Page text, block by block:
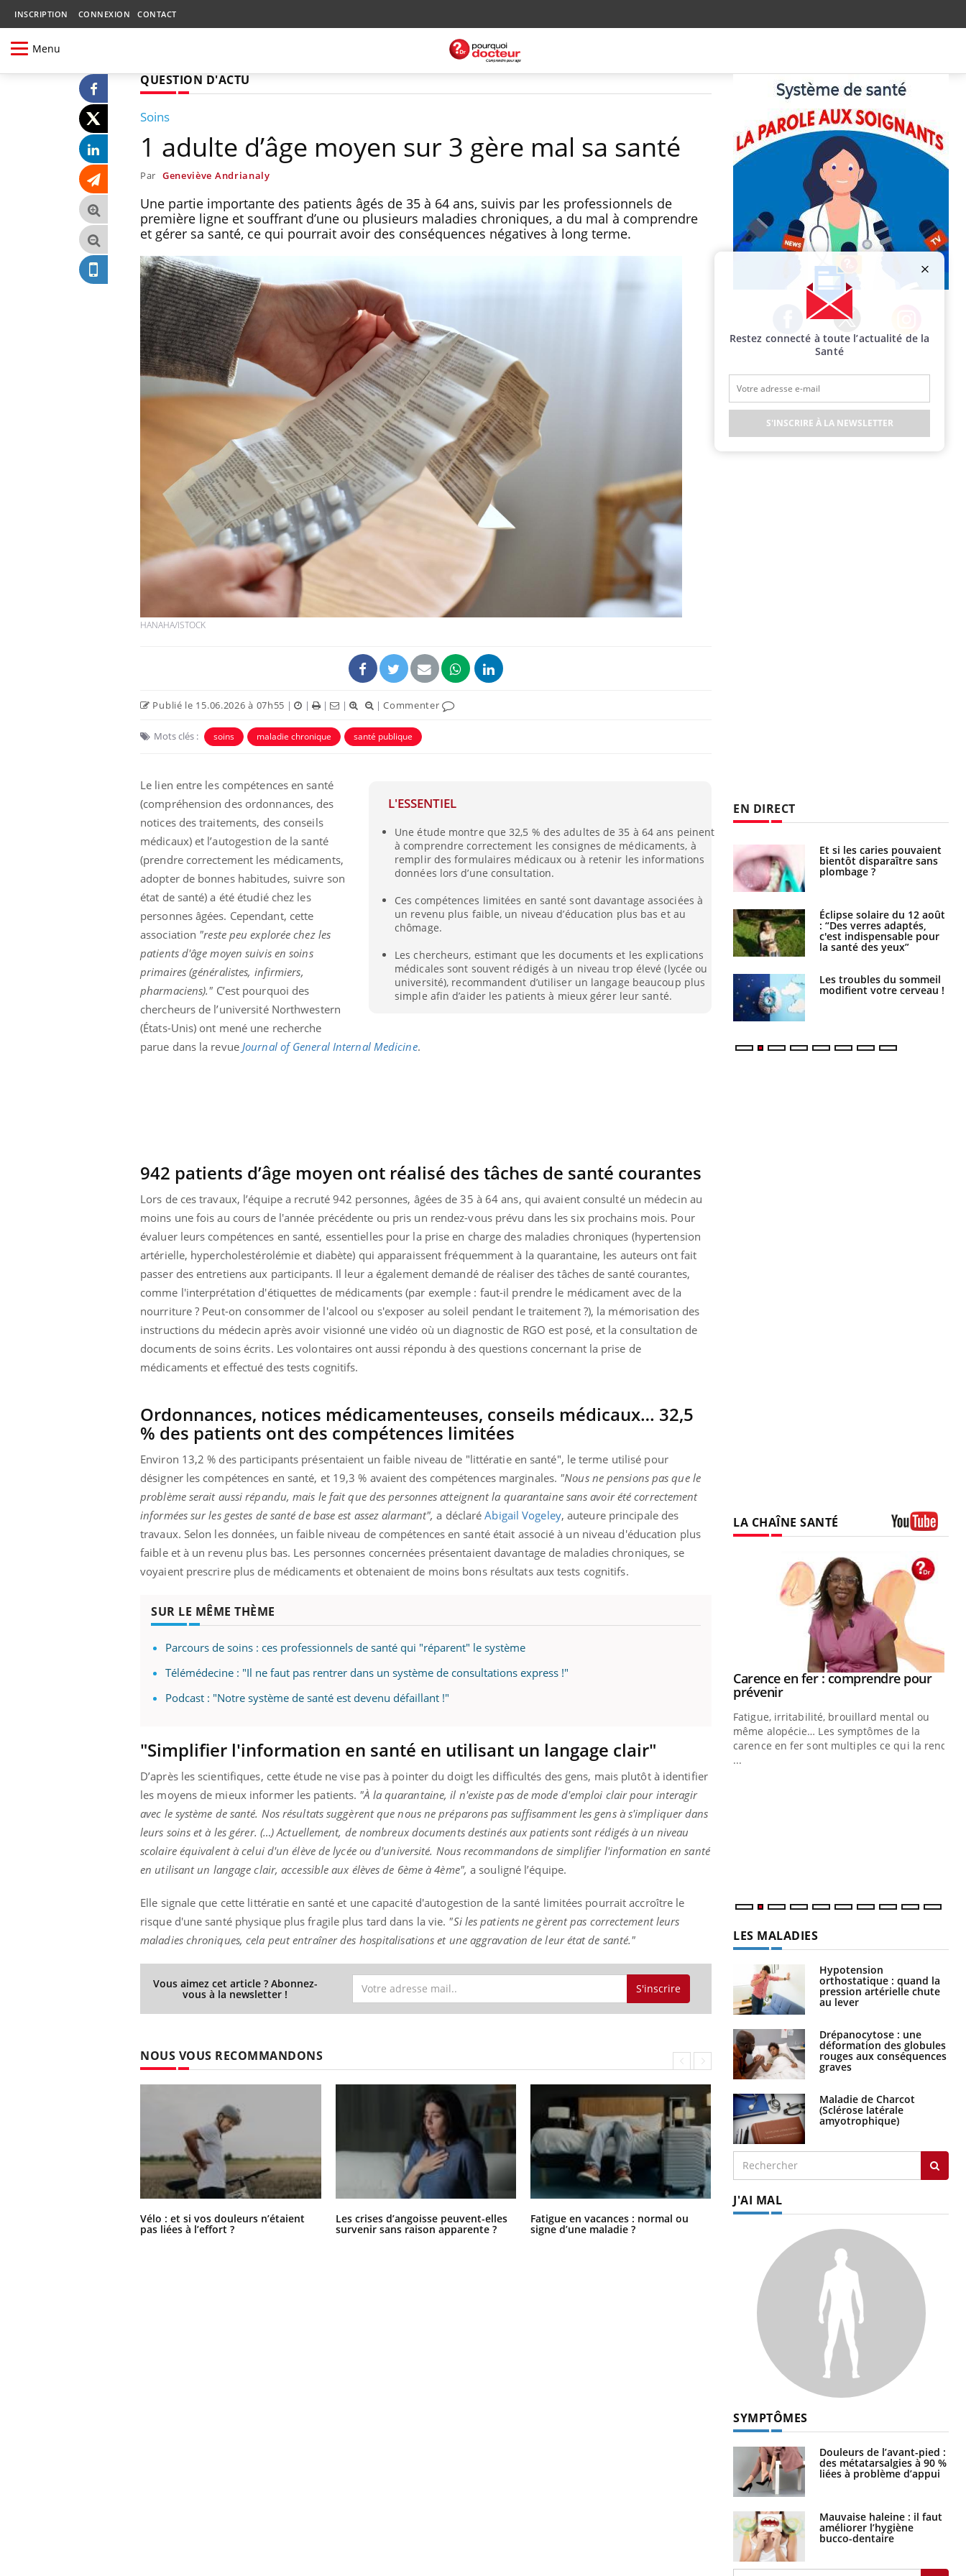
INSCRIPTION CONNEXION CONTACT
Menu
QUESTION D'ACTU
Soins
1 adulte d’âge moyen sur 3 gère mal sa santé
Par Geneviève Andrianaly
Une partie importante des patients âgés de 35 à 64 ans, suivis par les professionnels de
première ligne et souffrant d’une ou plusieurs maladies chroniques, a du mal à comprendre
et gérer sa santé, ce qui pourrait avoir des conséquences négatives à long terme.
HANAHA/ISTOCK
Publié le 15.06.2026 à 07h55 | | | | |Commenter
Mots clés : soins maladie chronique santé publique
L'ESSENTIEL
Une étude montre que 32,5 % des adultes de 35 à 64 ans peinent
à comprendre correctement les consignes de médicaments, à
remplir des formulaires médicaux ou à retenir les informations
données lors d’une consultation.
Ces compétences limitées en santé sont davantage associées à
un revenu plus faible, un niveau d’éducation plus bas et au
chômage.
Les chercheurs, estimant que les documents et les explications
médicales sont souvent rédigés à un niveau trop élevé (lycée ou
université), recommandent d’utiliser un langage beaucoup plus
simple afin d’aider les patients à mieux gérer leur santé.
Le lien entre les compétences en santé
(compréhension des ordonnances, des
notices des traitements, des conseils
médicaux) et l’autogestion de la santé
(prendre correctement les médicaments,
adopter de bonnes habitudes, suivre son
état de santé) a été étudié chez les
personnes âgées. Cependant, cette
association "reste peu explorée chez les
patients d'âge moyen suivis en soins
primaires (généralistes, infirmiers,
pharmaciens)." C’est pourquoi des
chercheurs de l’université Northwestern
(États-Unis) ont mené une recherche
parue dans la revue Journal of General Internal Medicine.
942 patients d’âge moyen ont réalisé des tâches de santé courantes
Lors de ces travaux, l’équipe a recruté 942 personnes, âgées de 35 à 64 ans, qui avaient consulté un médecin au
moins une fois au cours de l'année précédente ou pris un rendez-vous prévu dans les six prochains mois. Pour
évaluer leurs compétences en santé, essentielles pour la prise en charge des maladies chroniques (hypertension
artérielle, hypercholestérolémie et diabète) qui apparaissent fréquemment à la quarantaine, les auteurs ont fait
passer des entretiens aux participants. Il leur a également demandé de réaliser des tâches de santé courantes,
comme l'interprétation d'étiquettes de médicaments (par exemple : faut-il prendre le médicament avec de la
nourriture ? Peut-on consommer de l'alcool ou s'exposer au soleil pendant le traitement ?), la mémorisation des
instructions du médecin après avoir visionné une vidéo où un diagnostic de RGO est posé, et la consultation de
documents de soins écrits. Les volontaires ont aussi répondu à des questions concernant la prise de
médicaments et effectué des tests cognitifs.
Ordonnances, notices médicamenteuses, conseils médicaux… 32,5
% des patients ont des compétences limitées
Environ 13,2 % des participants présentaient un faible niveau de "littératie en santé", le terme utilisé pour
désigner les compétences en santé, et 19,3 % avaient des compétences marginales. "Nous ne pensions pas que le
problème serait aussi répandu, mais le fait que des personnes atteignent la quarantaine sans avoir été correctement
informées sur les gestes de santé de base est assez alarmant", a déclaréAbigail Vogeley, auteure principale des
travaux. Selon les données, un faible niveau de compétences en santé était associé à un niveau d'éducation plus
faible et à un revenu plus bas. Les personnes concernées présentaient davantage de maladies chroniques, se
voyaient prescrire plus de médicaments et obtenaient de moins bons résultats aux tests cognitifs.
SUR LE MÊME THÈME
Parcours de soins : ces professionnels de santé qui "réparent" le système
Télémédecine : "Il ne faut pas rentrer dans un système de consultations express !"
Podcast : "Notre système de santé est devenu défaillant !"
"Simplifier l'information en santé en utilisant un langage clair"
D’après les scientifiques, cette étude ne vise pas à pointer du doigt les difficultés des gens, mais plutôt à identifier
les moyens de mieux informer les patients. "À la quarantaine, il n'existe pas de mode d'emploi clair pour interagir
avec le système de santé. Nos résultats suggèrent que nous ne préparons pas suffisamment les gens à s'impliquer dans
leurs soins et à les gérer. (…) Actuellement, de nombreux documents destinés aux patients sont rédigés à un niveau
scolaire équivalent à celui d'un élève de lycée ou d'université. Nous recommandons de simplifier l'information en santé
en utilisant un langage clair, accessible aux élèves de 6ème à 4ème", a souligné l’équipe.
Elle signale que cette littératie en santé et une capacité d'autogestion de la santé limitées pourrait accroître le
risque d'une santé physique plus fragile plus tard dans la vie. "Si les patients ne gèrent pas correctement leurs
maladies chroniques, cela peut entraîner des hospitalisations et une aggravation de leur état de santé."
Vous aimez cet article ? Abonnez-
vous à la newsletter ! S'inscrire
NOUS VOUS RECOMMANDONS
Vélo : et si vos douleurs n’étaient
pas liées à l’effort ?
Les crises d’angoisse peuvent-elles
survenir sans raison apparente ?
Fatigue en vacances : normal ou
signe d’une maladie ?
Et si les caries pouvaient bientôt
disparaître sans plombage ?
Facebook Twitter Instagram
EN DIRECT
Vélo : et si vos douleurs
n’étaient pas liées à
l’effort ?
Les crises d’angoisse
peuvent-elles survenir
sans raison apparente ?
Fatigue en vacances :
normal ou signe d’une
maladie ?
Et si les caries pouvaient
bientôt disparaître sans
plombage ?
Éclipse solaire du 12 août
: “Des verres adaptés,
c'est indispensable pour
la santé des yeux”
Les troubles du sommeil
modifient votre cerveau !
Mon enfant est-il trop
sensible ou simplement
très empathique ?
Bébés, jeunes enfants :
quelle trousse à
pharmacie pour les
vacances ?
Syndrome métabolique :
quels sont les meilleurs
LA CHAÎNE SANTÉ
Youtube
Eczéma Chronique des Mains :
expliquer ma maladie Youtube
questions sur la maladie d'un proche c'est
montrer ...
Youtube
Carence en fer : comprendre pour
prévenirYoutube
Fatigue, irritabilité, brouillard mental ou
même alopécie… Les symptômes de la
carence en fer sont multiples ce qui la rend
...
LES MALADIES
Hypotension
orthostatique : quand la
pression artérielle chute
au lever
Drépanocytose : une
déformation des globules
rouges aux conséquences
graves
Maladie de Charcot
(Sclérose latérale
amyotrophique)
J'AI MAL
SYMPTÔMES
Douleurs de l’avant-pied :
des métatarsalgies à 90 %
liées à problème d’appui
Mauvaise haleine : il faut
améliorer l’hygiène
bucco-dentaire
Restez connecté à toute l’actualité de la
Santé
S'INSCRIRE À LA NEWSLETTER